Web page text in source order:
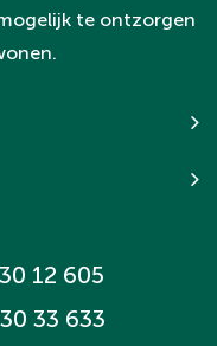
te ontzorgen
12 605
33 633